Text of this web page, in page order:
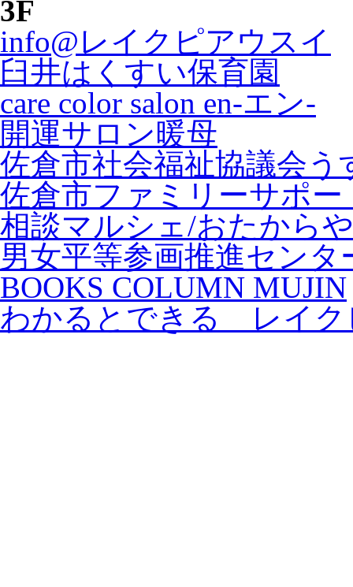
3F
info@レイクピアウスイ
臼井はくすい保育園
care color salon en-エン-
開運サロン暖母
佐倉市社会福祉協議会う
佐倉市ファミリーサポ
相談マルシェ/おたからや
男女平等参画推進センタ
BOOKS COLUMN MUJIN
わかるとできる レイク